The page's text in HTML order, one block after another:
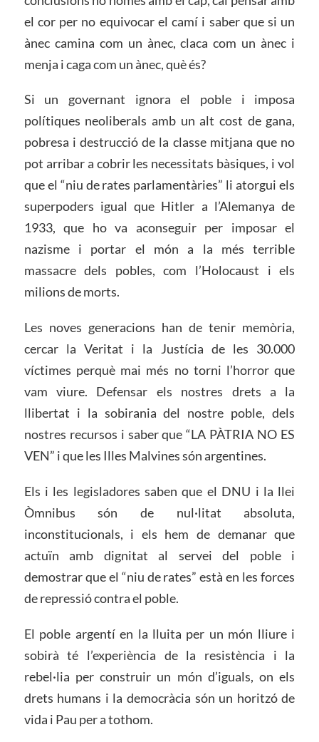
el cor per no equivocar el camí i saber que si un
ànec camina com un ànec, claca com un ànec i
menja i caga com un ànec, què és?
Si un governant ignora el poble i imposa
polítiques neoliberals amb un alt cost de gana,
pobresa i destrucció de la classe mitjana que no
pot arribar a cobrir les necessitats bàsiques, i vol
que el “niu de rates parlamentàries” li atorgui els
superpoders igual que Hitler a l’Alemanya de
1933, que ho va aconseguir per imposar el
nazisme i portar el món a la més terrible
massacre dels pobles, com l’Holocaust i els
milions de morts.
Les noves generacions han de tenir memòria,
cercar la Veritat i la Justícia de les 30.000
víctimes perquè mai més no torni l’horror que
vam viure. Defensar els nostres drets a la
llibertat i la sobirania del nostre poble, dels
nostres recursos i saber que “LA PÀTRIA NO ES
VEN” i que les Illes Malvines són argentines.
Els i les legisladores saben que el DNU i la llei
Òmnibus són de nul·litat absoluta,
inconstitucionals, i els hem de demanar que
actuïn amb dignitat al servei del poble i
demostrar que el “niu de rates” està en les forces
de repressió contra el poble.
El poble argentí en la lluita per un món lliure i
sobirà té l’experiència de la resistència i la
rebel·lia per construir un món d’iguals, on els
drets humans i la democràcia són un horitzó de
vida i Pau per a tothom.